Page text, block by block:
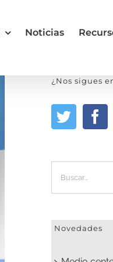
Noticias
¿Nos sigues
Novedades